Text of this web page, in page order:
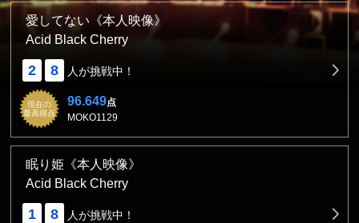
愛してない《本人映像》
Acid Black Cherry
2 8 人が挑戦中！
現在の
最高得点
96.649点
MOKO1129
眠り姫《本人映像》
Acid Black Cherry
1 8 人が挑戦中！